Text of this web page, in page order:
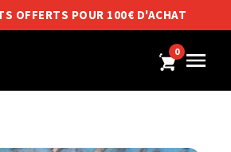
OFFERTS POUR 100€ D'ACHAT
0